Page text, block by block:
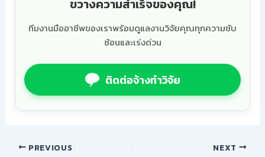
ขวางความสำเร็จของคุณ!
ทีมงานมืออาชีพของเราพร้อมดูแลงานวิจัยคุณทุกความซับ
ซ้อนและเร่งด่วน
ติดต่อจ้างทำวิจัย
PREVIOUS NEXT